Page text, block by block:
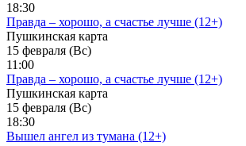
18:30
Правда – хорошо, а счастье лучше (12+)
Пушкинская карта
15 февраля (Вс)
11:00
Правда – хорошо, а счастье лучше (12+)
Пушкинская карта
15 февраля (Вс)
18:30
Вышел ангел из тумана (12+)